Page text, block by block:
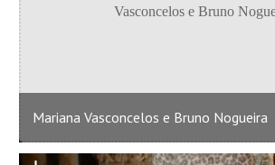
Mariana Vasconcelos e Bruno Nogueira